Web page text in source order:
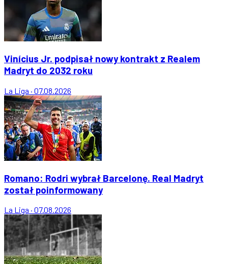
Vinícius Jr. podpisał nowy kontrakt z Realem
Madryt do 2032 roku
La Liga · 07.08.2026
Romano: Rodri wybrał Barcelonę. Real Madryt
został poinformowany
La Liga · 07.08.2026